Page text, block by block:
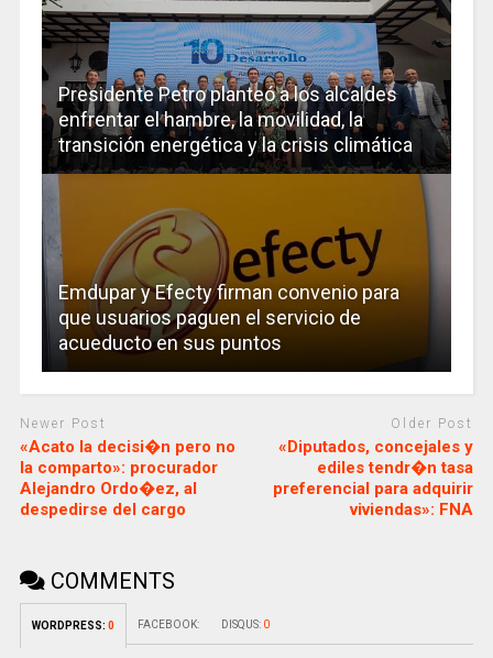
Presidente Petro planteó a los alcaldes
enfrentar el hambre, la movilidad, la
transición energética y la crisis climática
Emdupar y Efecty firman convenio para
que usuarios paguen el servicio de
acueducto en sus puntos
Newer Post
«Acato la decisi�n pero no
la comparto»: procurador
Alejandro Ordo�ez, al
despedirse del cargo
Older Post
«Diputados, concejales y
ediles tendr�n tasa
preferencial para adquirir
viviendas»: FNA
COMMENTS
WORDPRESS: 0 FACEBOOK: DISQUS: 0